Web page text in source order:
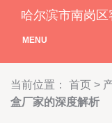
哈尔滨市南岗
MENU
当前位置： 首页 >
盒厂家的深度解析